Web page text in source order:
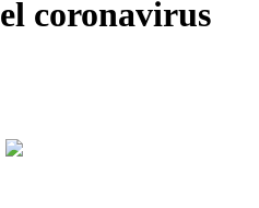
coronavirus